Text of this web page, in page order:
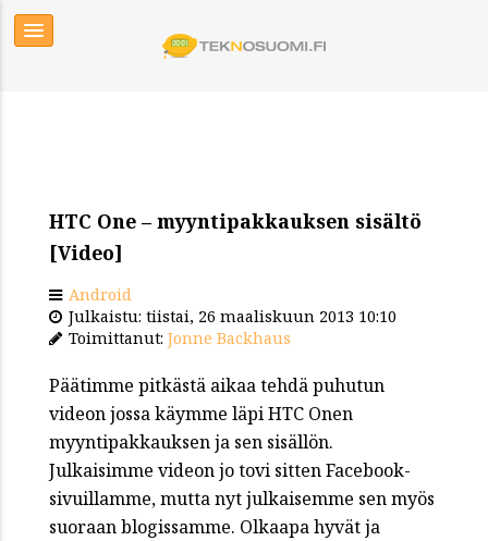
HTC One – myyntipakkauksen sisältö
[Video]
Android
Julkaistu: tiistai, 26 maaliskuun 2013 10:10
Toimittanut: Jonne Backhaus
Päätimme pitkästä aikaa tehdä puhutun
videon jossa käymme läpi HTC Onen
myyntipakkauksen ja sen sisällön.
Julkaisimme videon jo tovi sitten Facebook-
sivuillamme, mutta nyt julkaisemme sen myös
suoraan blogissamme. Olkaapa hyvät ja